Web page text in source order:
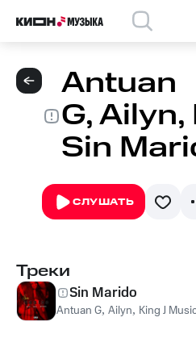
Antuan
G, Ailyn,
Sin
СЛУШАТЬ
Треки
Sin Marido
Antuan G, Ailyn, King J